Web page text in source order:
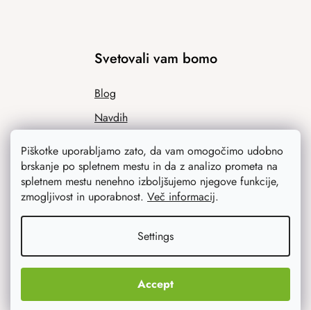
Piškotke uporabljamo zato, da vam omogočimo udobno
brskanje po spletnem mestu in da z analizo prometa na
spletnem mestu nenehno izboljšujemo njegove funkcije,
zmogljivost in uporabnost. Več informacij.
Settings
Accept
Svetovali vam bomo
Blog
Navdih
Kaj vas najbolj zanima